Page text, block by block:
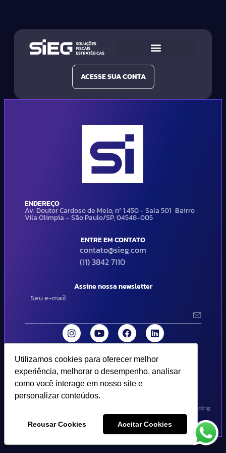
Utilizamos cookies para oferecer melhor
experiência, melhorar o desempenho, analisar
como você interage em nosso site e
personalizar conteúdos.
Recusar Cookies Aceitar Cookies
Utilizamos cookies para oferecer melhor
experiência, melhorar o desempenho, analisar
como você interage em nosso site e
personalizar conteúdos.
Recusar Cookies Aceitar Cookies
ACESSE SUA CONTA
ENDEREÇO
Av. Doutor Cardoso de Melo, nº 1.450 - Sala 501 Bairro
Vila Olimpia – São Paulo/SP, 04548-005
ENTRE EM CONTATO
contato@sieg.com
(11) 3842 7110
Assine nossa newsletter
© 2024 SIEG Soluções Fiscais Estratégicas. Todos os direitos
reservados | Termos de uso e política de privacidade..
Design por Empória Branding.